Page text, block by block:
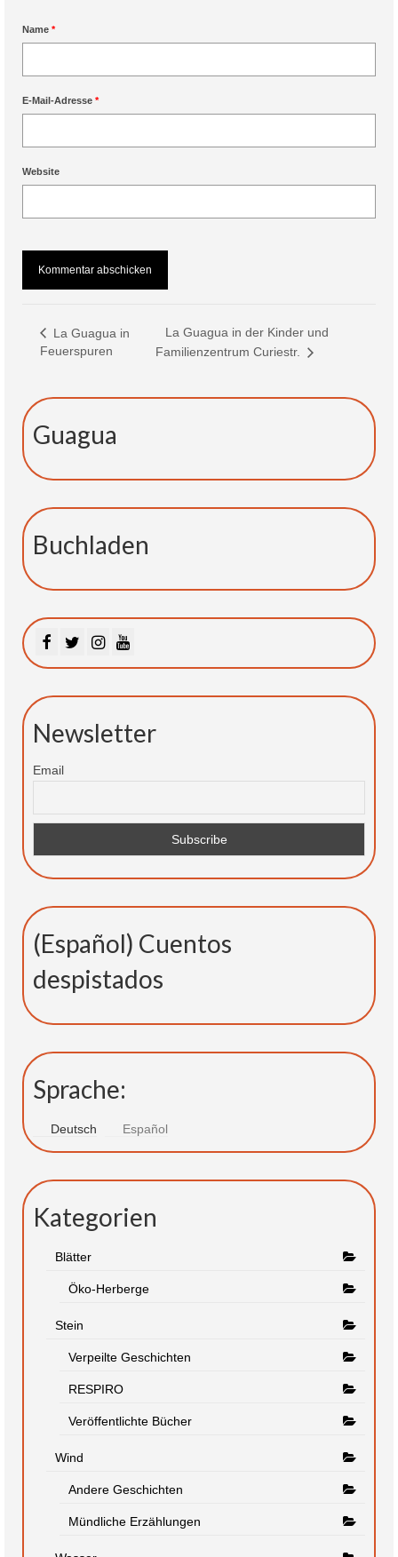
Name *
E-Mail-Adresse *
Website
La Guagua in
Feuerspuren
La Guagua in der Kinder und
Familienzentrum Curiestr.
Guagua
Buchladen
Newsletter
Email
(Español) Cuentos
despistados
Sprache:
Deutsch Español
Kategorien
Blätter
Öko-Herberge
Stein
Verpeilte Geschichten
RESPIRO
Veröffentlichte Bücher
Wind
Andere Geschichten
Mündliche Erzählungen